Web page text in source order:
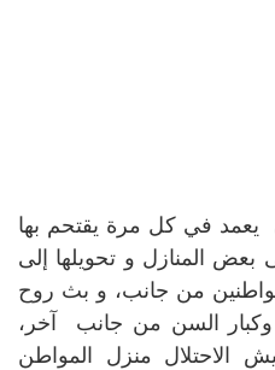
يعمد في كل مرة يقتحم بها
بعض المنازل و تحويلها إلى
من جانب، و بث روح
السن من جانب آخر،
اقتحم جيش الاحتلال منزل المواطن